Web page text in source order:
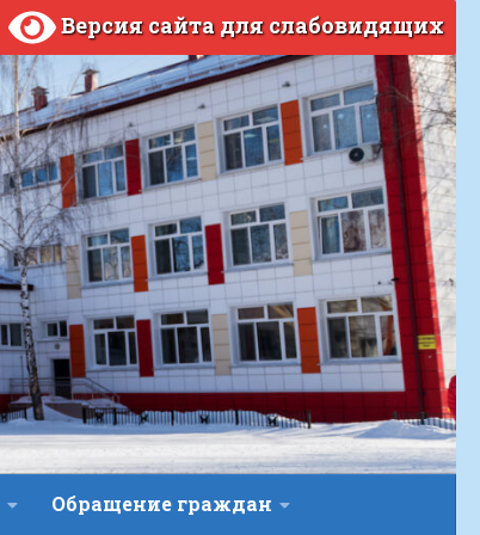
Версия сайта для слабовидящих
Обращение граждан